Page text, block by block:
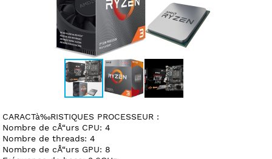
CARACTà‰RISTIQUES PROCESSEUR :
Nombre de cÅ“urs CPU: 4
Nombre de threads: 4
Nombre de cÅ“urs GPU: 8